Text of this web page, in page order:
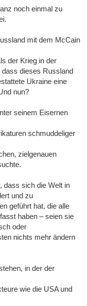
noch einmal zu
mit dem McCain
der Krieg in der
dieses Russland
Ukraine eine
nun?
seinem Eisernen
schmuddeliger
zielgenauen
dass sich die Welt in
und zu
geführt hat, die alle
haben – seien sie
oder
nichts mehr ändern
in der der
wie die USA und